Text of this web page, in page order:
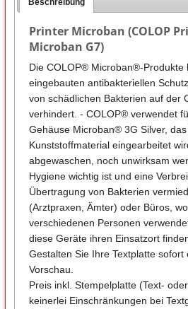
Printer Microban (COLOP
Microban G7)
Die COLOP® Microban®-Produkte
eingebauten antibakteriellen
von schädlichen Bakterien auf der
verhindert. - COLOP® verwendet
Gehäuse Microban® 3G Silver,
Kunststoffmaterial eingearbeitet
abgewaschen, noch unwirksam
Hygiene wichtig ist und eine
Übertragung von Bakterien
(Arztpraxen, Ämter) oder Büros,
verschiedenen Personen
diese Geräte ihren Einsatzort
Gestalten Sie Ihre Textplatte sofort
Vorschau.
Preis inkl. Stempelplatte (Text-
keinerlei Einschränkungen bei